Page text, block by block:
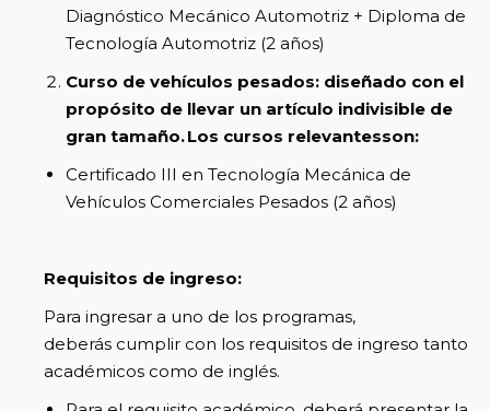
Diagnóstico Mecánico Automotriz + Diploma de
Tecnología Automotriz (2 años)
Curso de vehículos pesados: diseñado con el
propósito de llevar un artículo indivisible de
gran tamaño. Los cursos relevantesson:
Certificado III en Tecnología Mecánica de
Vehículos Comerciales Pesados ​​(2 años)
Requisitos de ingreso:
Para ingresar a uno de los programas,
deberás cumplir con los requisitos de ingreso tanto
académicos como de inglés.